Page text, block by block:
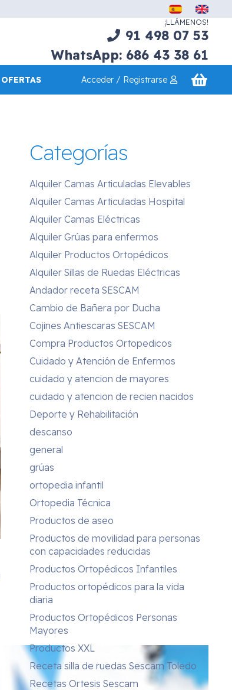
¡LLÁMENOS!
91 498 07 53
WhatsApp: 686 43 38 61
OFERTAS Acceder / Registrarse
Categorías
Alquiler Camas Articuladas Elevables
Alquiler Camas Articuladas Hospital
Alquiler Camas Eléctricas
Alquiler Grúas para enfermos
Alquiler Productos Ortopédicos
Alquiler Sillas de Ruedas Eléctricas
Andador receta SESCAM
Cambio de Bañera por Ducha
Cojines Antiescaras SESCAM
Compra Productos Ortopedicos
Cuidado y Atención de Enfermos
cuidado y atencion de mayores
cuidado y atencion de recien nacidos
Deporte y Rehabilitación
descanso
general
grúas
ortopedia infantil
Ortopedia Técnica
Productos de aseo
Productos de movilidad para personas
con capacidades reducidas
Productos Ortopédicos Infantiles
Productos ortopédicos para la vida
diaria
Productos Ortopédicos Personas
Mayores
Productos XXL
Receta silla de ruedas Sescam Toledo
Recetas Ortesis Sescam